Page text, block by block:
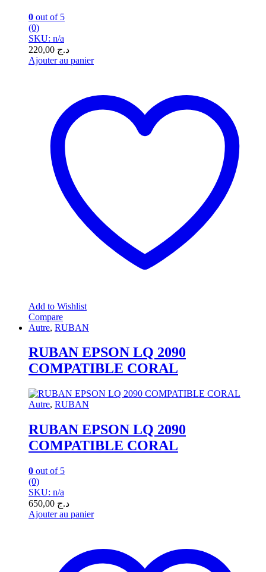
0 out of 5
(0)
SKU: n/a
د.ج
Ajouter au panier
Add to Wishlist
Compare
Autre, RUBAN
RUBAN EPSON LQ 2090
COMPATIBLE CORAL
Autre, RUBAN
RUBAN EPSON LQ 2090
COMPATIBLE CORAL
0 out of 5
(0)
SKU: n/a
د.ج
Ajouter au panier